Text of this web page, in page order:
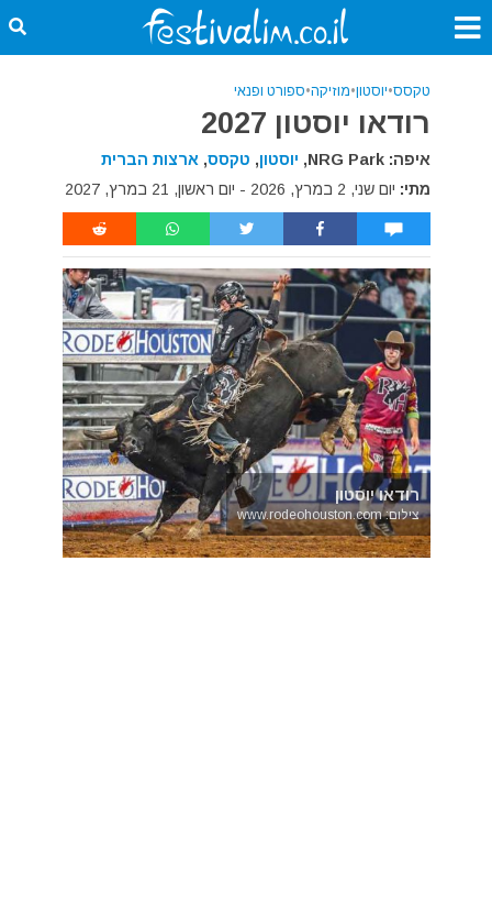
טקסס•יוסטון•מוזיקה•ספורט ופנאי
רודאו יוסטון 2027
איפה: NRG Park, יוסטון, טקסס, ארצות הברית
מתי: יום שני, 2 במרץ, 2026 - יום ראשון, 21 במרץ, 2027
רודאו יוסטון
צילום: www.rodeohouston.com